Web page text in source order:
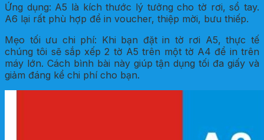
Ứng dụng: A5 là kích thước lý tưởng cho tờ rơi, sổ tay.
A6 lại rất phù hợp để in voucher, thiệp mời, bưu thiếp.
Mẹo tối ưu chi phí: Khi bạn đặt in tờ rơi A5, thực tế
chúng tôi sẽ sắp xếp 2 tờ A5 trên một tờ A4 để in trên
máy lớn. Cách bình bài này giúp tận dụng tối đa giấy và
giảm đáng kể chi phí cho bạn.